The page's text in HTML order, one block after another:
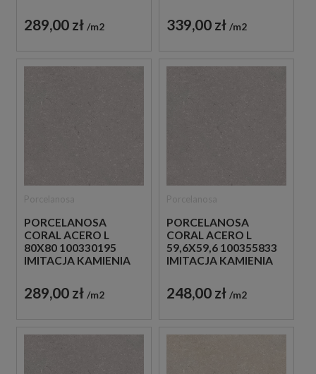
289,00 zł m2 339,00 zł m2
PORCELANOSA
CORAL ACERO L
80X80 100330195
IMITACJA KAMIENIA
289,00 zł m2
PORCELANOSA
CORAL ACERO L
59,6X59,6 100355833
IMITACJA KAMIENIA
248,00 zł m2